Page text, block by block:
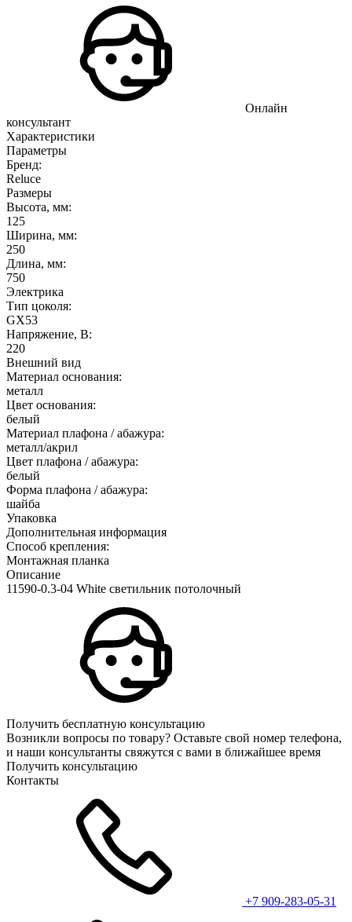
Онлайн
консультант
Характеристики
Параметры
Бренд:
Reluce
Размеры
Высота, мм:
125
Ширина, мм:
250
Длина, мм:
750
Электрика
Тип цоколя:
GX53
Напряжение, В:
220
Внешний вид
Материал основания:
металл
Цвет основания:
белый
Материал плафона / абажура:
металл/акрил
Цвет плафона / абажура:
белый
Форма плафона / абажура:
шайба
Упаковка
Дополнительная информация
Способ крепления:
Монтажная планка
Описание
11590-0.3-04 White светильник потолочный
Получить бесплатную консультацию
Возникли вопросы по товару? Оставьте свой номер телефона,
и наши консультанты свяжутся с вами в ближайшее время
Получить консультацию
Контакты
+7 909-283-05-31